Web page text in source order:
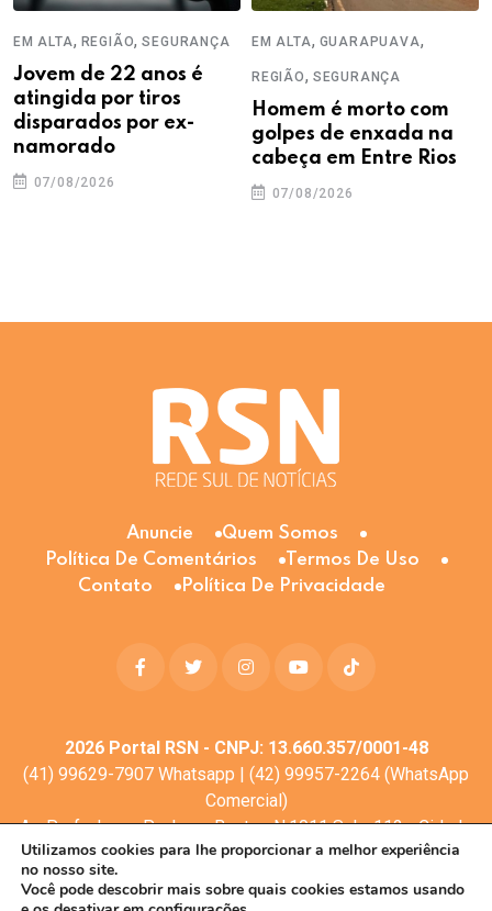
EM ALTA, REGIÃO,SEGURANÇA
Jovem de 22 anos é
atingida por tiros
disparados por ex-
namorado
07/08/2026
EM ALTA, GUARAPUAVA,
REGIÃO, SEGURANÇA
Homem é morto com
golpes de enxada na
cabeça em Entre Rios
07/08/2026
Anuncie
Quem Somos
Política De Comentários
Termos De Uso
Contato
Política De Privacidade
2026Portal RSN - CNPJ: 13.660.357/0001-48
(41) 99629-7907 Whatsapp | (42) 99957-2264 (WhatsApp
Comercial)
Av. Profa. Laura Pacheco Bastos N:1011 Sala: 112 - Cidade
dos Lagos, Guarapuava - PR, 85053-525
© Todos os direitos reservados
Utilizamos cookies para lhe proporcionar a melhor experiência
no nosso site.
Você pode descobrir mais sobre quais cookies estamos usando